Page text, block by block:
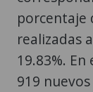
porcentaje
realizadas
19.83%.
919